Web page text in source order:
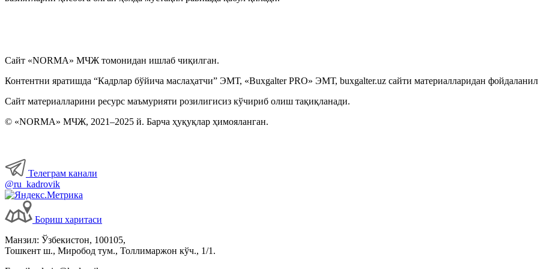
Сайт «NORMA» МЧЖ томонидан ишлаб чиқилган.
Контентни яратишда “Кадрлар бўйича маслаҳатчи” ЭМТ, «Buxgalter PRO» ЭМТ, buxgalter.uz сайти материалларидан
Сайт материалларини ресурс маъмурияти розилигисиз кўчириб олиш тақиқланади.
© «NORMA» МЧЖ, 2021–2025 й. Барча ҳуқуқлар ҳимояланган.
Телеграм канали
@ru_kadrovik
Бориш харитаси
Манзил: Ўзбекистон, 100105,
Тошкент ш., Миробод тум., Толлимаржон кўч., 1/1.